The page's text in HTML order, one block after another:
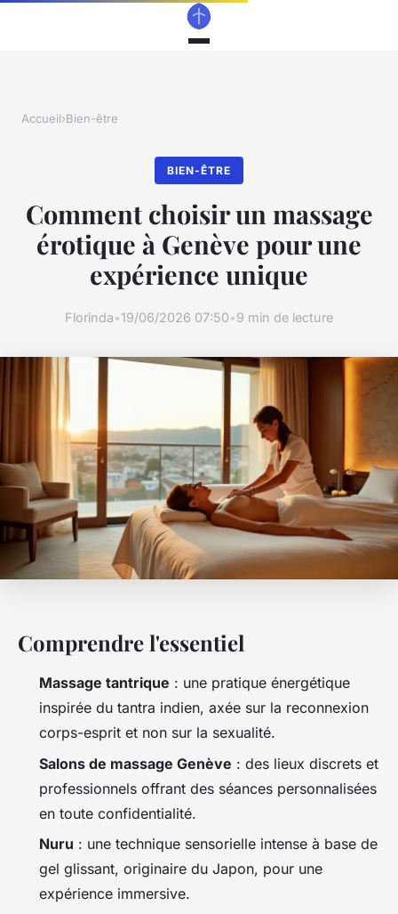
Accueil›Bien-être
BIEN-ÊTRE
Comment choisir un massage
érotique à Genève pour une
expérience unique
Florinda•19/06/2026 07:50•9 min de lecture
Comprendre l'essentiel
Massage tantrique : une pratique énergétique
inspirée du tantra indien, axée sur la reconnexion
corps-esprit et non sur la sexualité.
Salons de massage Genève : des lieux discrets et
professionnels offrant des séances personnalisées
en toute confidentialité.
Nuru : une technique sensorielle intense à base de
gel glissant, originaire du Japon, pour une
expérience immersive.